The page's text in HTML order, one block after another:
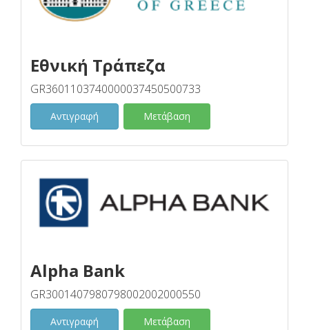
Εθνική Τράπεζα
GR3601103740000037450500733
Αντιγραφή Μετάβαση
Alpha Bank
GR3001407980798002002000550
Αντιγραφή Μετάβαση